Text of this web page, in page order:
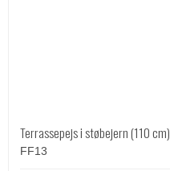
Terrassepejs i støbejern (110 cm)
FF13